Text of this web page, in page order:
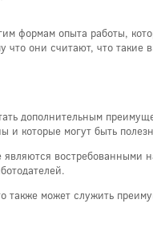
формам опыта работы,
они считают, что
дополнительным
и которые могут быть
востребованными
также может служить